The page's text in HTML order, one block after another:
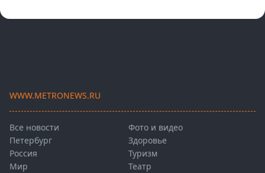
WWW.METRONEWS.RU
Все новости
Петербург
Россия
Мир
Фото и видео
Здоровье
Туризм
Театр